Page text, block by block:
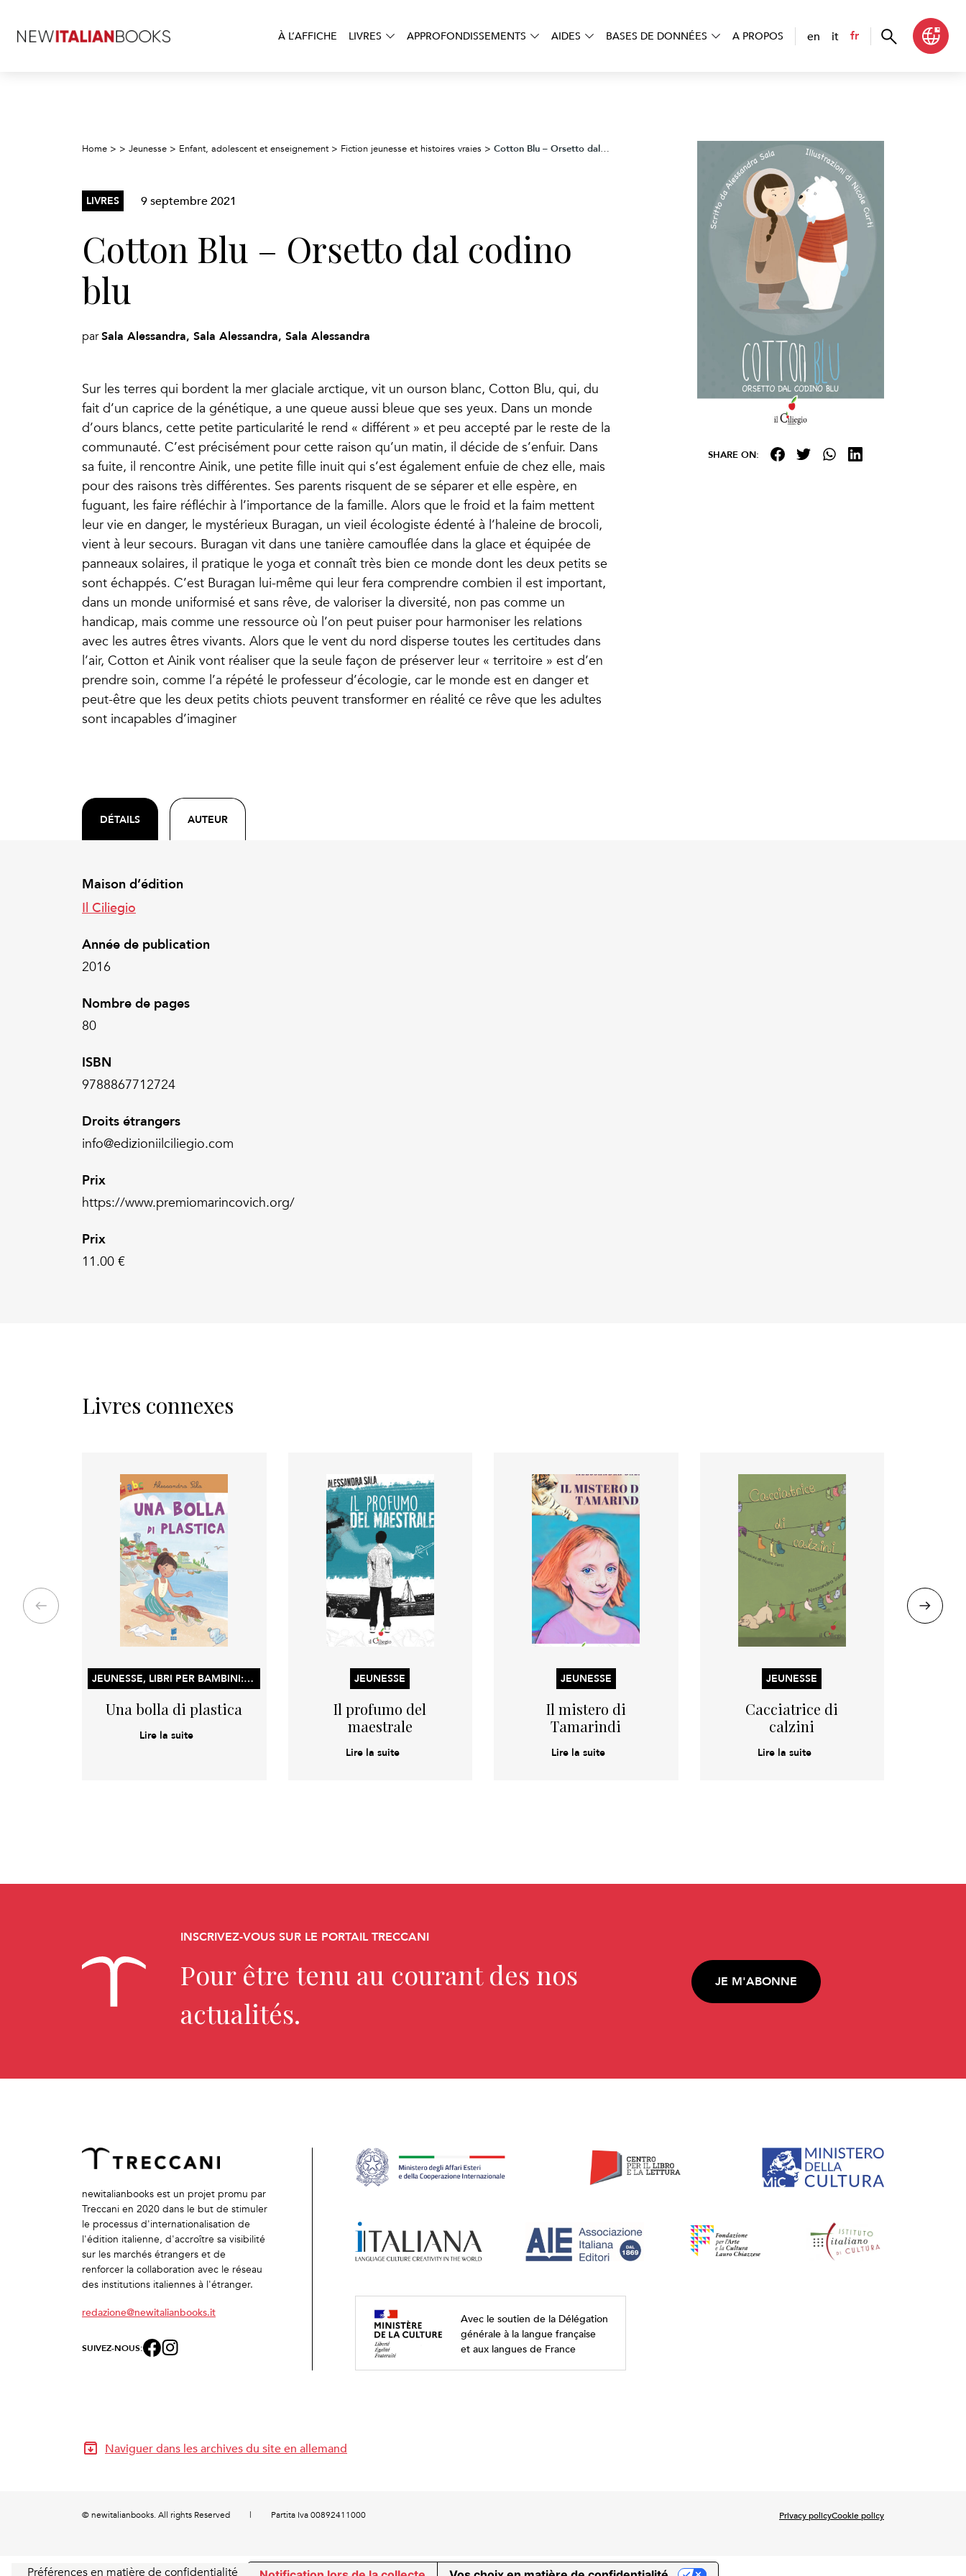
À L’AFFICHE LIVRES APPROFONDISSEMENTS AIDES BASES DE DONNÉES A PROPOS en it fr
Home > > Jeunesse > Enfant, adolescent et enseignement > Fiction jeunesse et histoires vraies > Cotton Blu – Orsetto dal codino blu
LIVRES 9 septembre 2021
Cotton Blu – Orsetto dal codino
blu
parSala Alessandra, Sala Alessandra, Sala Alessandra
Sur les terres qui bordent la mer glaciale arctique, vit un ourson blanc, Cotton Blu, qui, du
fait d’un caprice de la génétique, a une queue aussi bleue que ses yeux. Dans un monde
d’ours blancs, cette petite particularité le rend « différent » et peu accepté par le reste de la
communauté. C’est précisément pour cette raison qu’un matin, il décide de s’enfuir. Dans
sa fuite, il rencontre Ainik, une petite fille inuit qui s’est également enfuie de chez elle, mais
pour des raisons très différentes. Ses parents risquent de se séparer et elle espère, en
fuguant, les faire réfléchir à l’importance de la famille. Alors que le froid et la faim mettent
leur vie en danger, le mystérieux Buragan, un vieil écologiste édenté à l’haleine de brocoli,
vient à leur secours. Buragan vit dans une tanière camouflée dans la glace et équipée de
panneaux solaires, il pratique le yoga et connaît très bien ce monde dont les deux petits se
sont échappés. C’est Buragan lui-même qui leur fera comprendre combien il est important,
dans un monde uniformisé et sans rêve, de valoriser la diversité, non pas comme un
handicap, mais comme une ressource où l’on peut puiser pour harmoniser les relations
avec les autres êtres vivants. Alors que le vent du nord disperse toutes les certitudes dans
l’air, Cotton et Ainik vont réaliser que la seule façon de préserver leur « territoire » est d’en
prendre soin, comme l’a répété le professeur d’écologie, car le monde est en danger et
peut-être que les deux petits chiots peuvent transformer en réalité ce rêve que les adultes
sont incapables d’imaginer
DÉTAILS AUTEUR
Maison d’édition
Il Ciliegio
Année de publication
2016
Nombre de pages
80
ISBN
9788867712724
Droits étrangers
info@edizioniilciliegio.com
Prix
https://www.premiomarincovich.org/
Prix
11.00 €
SHARE ON:
Livres connexes
JEUNESSE, LIBRI PER BAMBINI: LIBRI ILLUSTRATI, LIBRI DI ATTIVITÀ E CONCETTI PER L’APPRENDIMENTO PRECOCE
Una bolla di plastica
Lire la suite
JEUNESSE
Il profumo del
maestrale
Lire la suite
JEUNESSE
Il mistero di
Tamarindi
Lire la suite
JEUNESSE
Cacciatrice di
calzini
Lire la suite
INSCRIVEZ-VOUS SUR LE PORTAIL TRECCANI
Pour être tenu au courant des nos
actualités.
JE M'ABONNE
newitalianbooks est un projet promu par
Treccani en 2020 dans le but de stimuler
le processus d'internationalisation de
l'édition italienne, d'accroître sa visibilité
sur les marchés étrangers et de
renforcer la collaboration avec le réseau
des institutions italiennes à l'étranger.
redazione@newitalianbooks.it
SUIVEZ-NOUS:
Avec le soutien de la Délégation
générale à la langue française
et aux langues de France
Naviguer dans les archives du site en allemand
© newitalianbooks. All rights Reserved Partita Iva 00892411000 Privacy policyCookie policy